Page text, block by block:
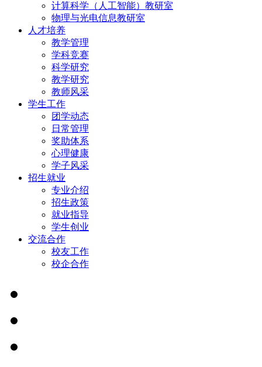
计算科学（人工智能）教研室
物理与光电信息教研室
人才培养
教学管理
学科竞赛
科学研究
教学研究
教师风采
学生工作
团学动态
日常管理
奖助体系
心理健康
学子风采
招生就业
专业介绍
招生政策
就业指导
学生创业
交流合作
校友工作
校企合作